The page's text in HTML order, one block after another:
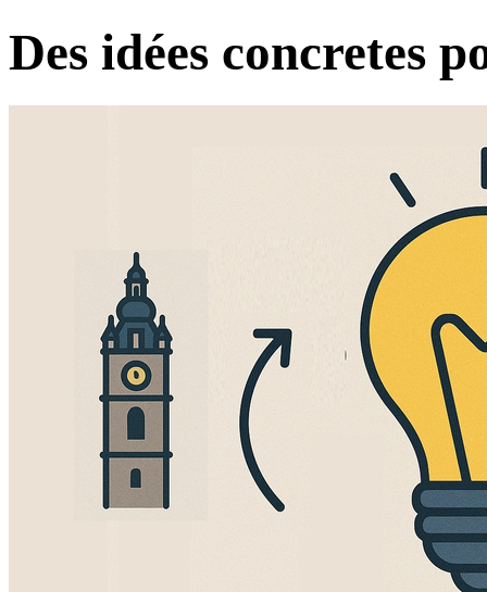
Des idées concretes